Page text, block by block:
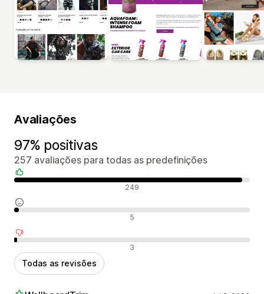
Avaliações
97% positivas
257 avaliações para todas as predefinições
Avaliações positivas 249
Avaliações neutras 5
Avaliações negativas 3
Todas as revisões